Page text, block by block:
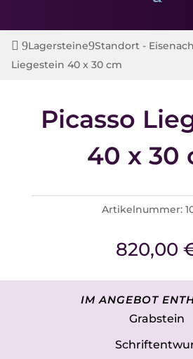
Lagersteine Standort -
Liegestein 40 x 30 cm
Picasso
40 x 30
Artikelnummer:
820,00
IM ANGEBOT
Grabstein